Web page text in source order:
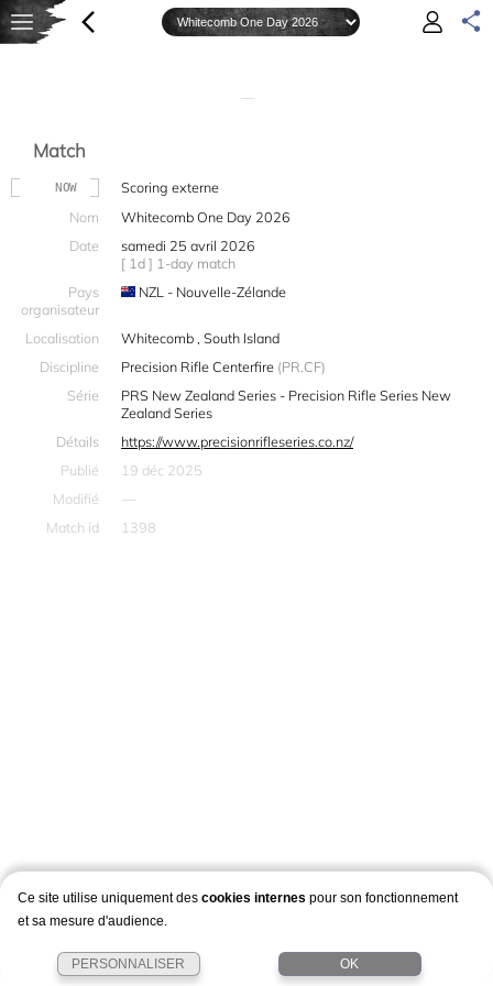
—
Match
NOW
Scoring externe
Nom
Whitecomb One Day 2026
Date
samedi 25 avril 2026
[ 1d ] 1-day match
Pays
organisateur
NZL - Nouvelle-Zélande
Localisation
Whitecomb , South Island
Discipline
Precision Rifle Centerfire (PR.CF)
Série
PRS New Zealand Series - Precision Rifle Series New
Zealand Series
Détails
https://www.precisionrifleseries.co.nz/
Publié
19 déc 2025
Modifié
—
Match id
1398
Ce site utilise uniquement des cookies internes pour son fonctionnement
et sa mesure d'audience.
PERSONNALISER OK